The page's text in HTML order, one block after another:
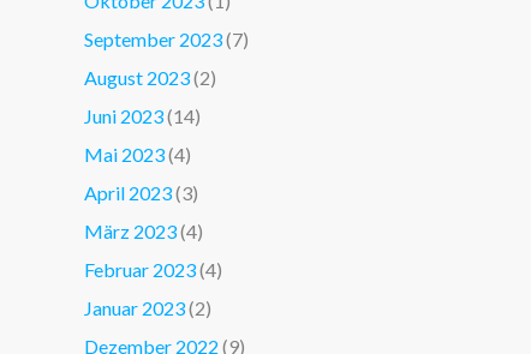
September 2023(7)
August 2023(2)
Juni 2023(14)
Mai 2023(4)
April 2023(3)
März 2023(4)
Februar 2023(4)
Januar 2023(2)
Dezember 2022 (9)